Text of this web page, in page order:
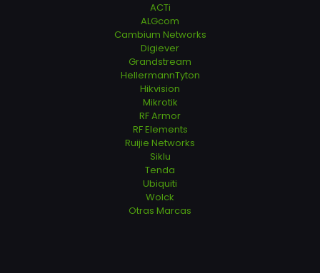
ACTi
ALGcom
Cambium Networks
Digiever
Grandstream
HellermannTyton
Hikvision
Mikrotik
RF Armor
RF Elements
Ruijie Networks
Siklu
Tenda
Ubiquiti
Wolck
Otras Marcas